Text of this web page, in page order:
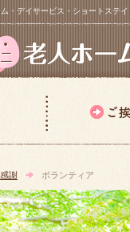
・デイサービス・ショートス
謝 ボランティア